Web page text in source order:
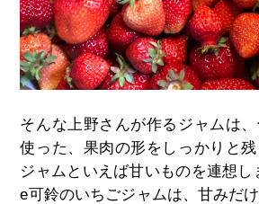
そんな上野さんが作るジャムは
使った、果肉の形をしっかりと
ジャムといえば甘いものを連想
e可鈴のいちごジャムは、甘みだ